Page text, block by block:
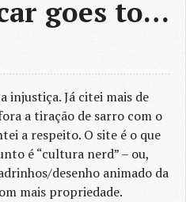
goes to…
injustiça. Já citei mais de
a tiração de sarro com o
a respeito. O site é o que
é “cultura nerd” – ou,
desenho animado da
mais propriedade.